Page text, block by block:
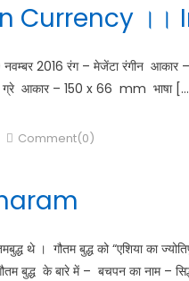
Currency
10 नवम्बर 2016 रंग – मेजेंटा
ग्रे आकार – 150 x 66 mm भाषा […]
Comment(0)
थे । गौतम बुद्ध को “एशिया का
बुद्ध के बारे में – बचपन का नाम –